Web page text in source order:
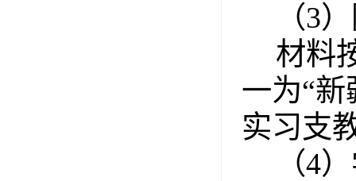
（3）
材料
一为“
实习支
（4